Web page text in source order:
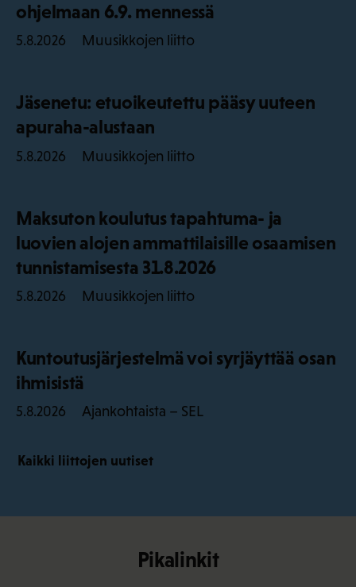
ohjelmaan 6.9. mennessä
5.8.2026 Muusikkojen liitto
Jäsenetu: etuoikeutettu pääsy uuteen
apuraha-alustaan
5.8.2026 Muusikkojen liitto
Maksuton koulutus tapahtuma- ja
luovien alojen ammattilaisille osaamisen
tunnistamisesta 31.8.2026
5.8.2026 Muusikkojen liitto
Kuntoutusjärjestelmä voi syrjäyttää osan
ihmisistä
5.8.2026 Ajankohtaista – SEL
Kaikki liittojen uutiset
Pikalinkit